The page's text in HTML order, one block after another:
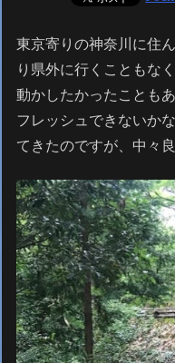
東京寄りの神奈川に住
り県外に行くこともな
動かしたかったことも
フレッシュできないか
てきたのですが、中々